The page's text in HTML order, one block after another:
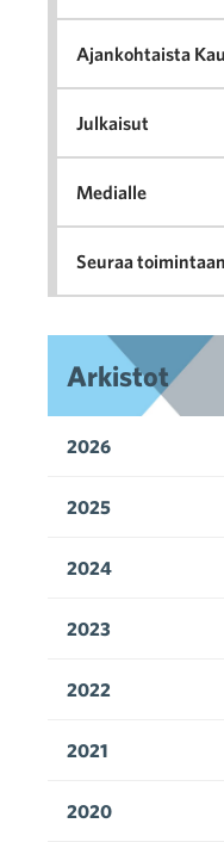
Ajankohtaista
Julkaisut
Medialle
Seuraa
Arkistot
2026
2025
2024
2023
2022
2021
2020